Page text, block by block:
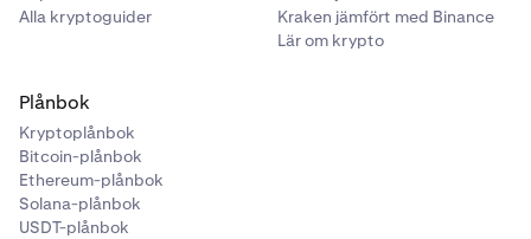
Alla kryptoguider
Kraken jämfört med Binance
Lär om krypto
Plånbok
Kryptoplånbok
Bitcoin-plånbok
Ethereum-plånbok
Solana-plånbok
USDT-plånbok